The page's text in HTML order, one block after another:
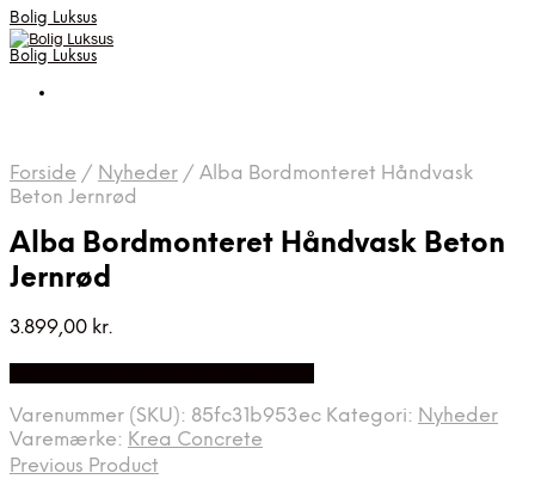
Bolig Luksus
Bolig Luksus
Forside / Nyheder / Alba Bordmonteret Håndvask
Beton Jernrød
Alba Bordmonteret Håndvask Beton
Jernrød
3.899,00 kr.
Varenummer (SKU): 85fc31b953ec Kategori: Nyheder
Varemærke: Krea Concrete
Previous Product